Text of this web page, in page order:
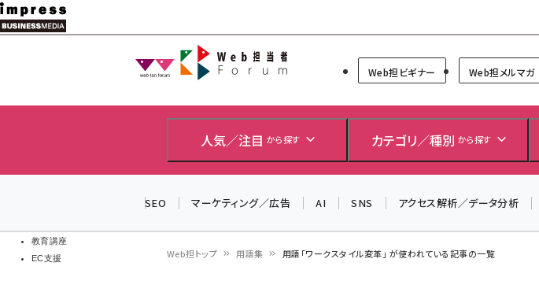
メ
イ
教育講座
EC支援
Web担当者Forum
Web担ビギナー Web担メルマガ
人気／注目 から探す カテゴリ／種別 から探す
SEO マーケティング／広告 AI SNS アクセス解析／データ分析
Web担トップ 用語集 用語「ワークスタイル変革」 が使われている記事の一覧